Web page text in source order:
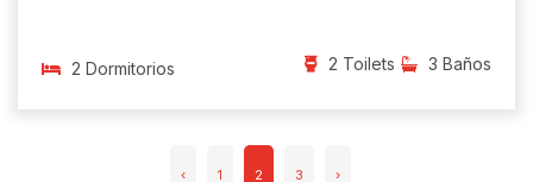
2 Dormitorios 3 Baños
2 Toilets
‹ 1 2 3 ›